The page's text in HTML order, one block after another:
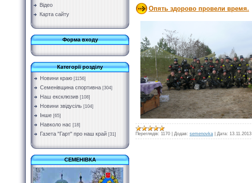
Відео
Карта сайту
Форма входу
Категорії розділу
Новини краю [1156]
Семенівщина спортивна [304]
Наш ексклюзив [108]
Новини звідусіль [104]
Інше [65]
Навколо нас [18]
Газета "Гарт" про наш край [31]
СЕМЕНІВКА
Опять здорово провели время.
Переглядів: 1170 Додав: semenovka Дата: 13.11.2013